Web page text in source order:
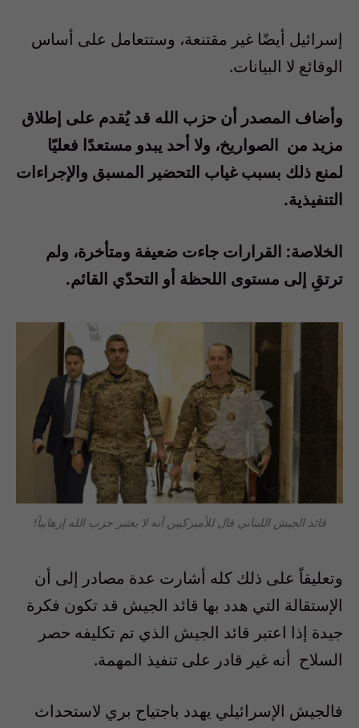
إسرائيل أيضًا غير مقتنعة، وستتعامل على أساس
الوقائع لا البيانات.
وأضاف المصدر أن حزب الله قد يُقدم على إطلاق
مزيد من الصواريخ، ولا أحد يبدو مستعدًا فعليًا
لمنع ذلك بسبب غياب التحضير المسبق والإجراءات
التنفيذية.
الخلاصة: القرارات جاءت ضعيفة ومتأخرة، ولم
ترتقِ إلى مستوى اللحظة أو التحدّي القائم.
قائد الجيش اللبناني قال للأميركيين أنه لا يعتبر حزب الله إرهابياً!
وتعليقاً على ذلك كله أشارت عدة مصادر إلى أن
الإستقالة التي هدد بها قائد الجيش قد تكون فكرة
جيدة إذا اعتبر قائد الجيش الذي تم تكليفه حصر
السلاح أنه غير قادر على تنفيذ المهمة.
فالجيش الإسرائيلي يهدد باجتياح بري لاستحداث